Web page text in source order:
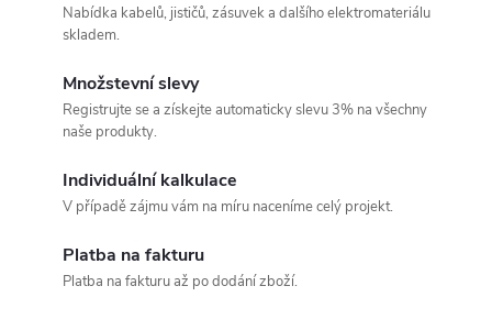
Nabídka kabelů, jističů, zásuvek a dalšího elektromateriálu
skladem.
Množstevní slevy
Registrujte se a získejte automaticky slevu 3% na všechny
naše produkty.
Individuální kalkulace
V případě zájmu vám na míru naceníme celý projekt.
Platba na fakturu
Platba na fakturu až po dodání zboží.